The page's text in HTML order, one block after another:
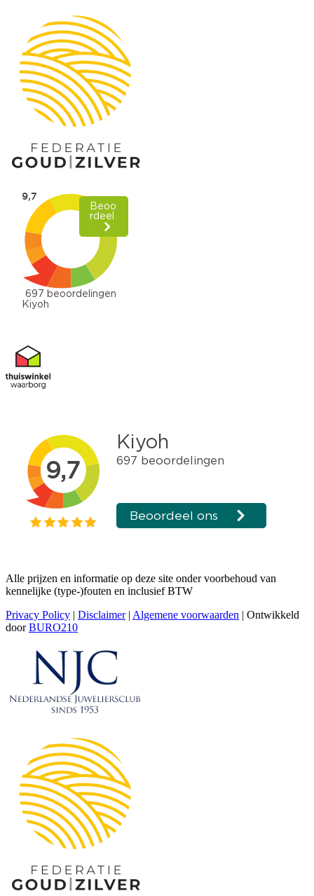
Alle prijzen en informatie op deze site onder voorbehoud van
kennelijke (type-)fouten en inclusief BTW
Privacy Policy | Disclaimer| Algemene voorwaarden | Ontwikkeld
doorBURO210